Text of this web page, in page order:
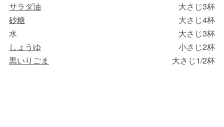
サラダ油
大さじ3杯
砂糖
大さじ4杯
水
大さじ3杯
しょうゆ
小さじ2杯
黒いりごま
大さじ1/2杯